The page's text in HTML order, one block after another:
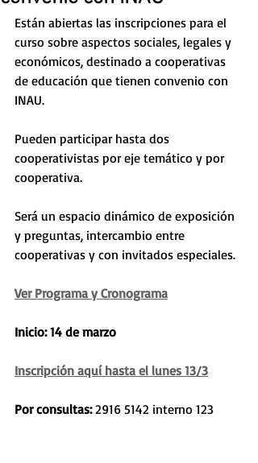
Están abiertas las inscripciones para el
curso sobre aspectos sociales, legales y
económicos, destinado a cooperativas
de educación que tienen convenio con
INAU.
Pueden participar hasta dos
cooperativistas por eje temático y por
cooperativa.
Será un espacio dinámico de exposición
y preguntas, intercambio entre
cooperativas y con invitados especiales.
Ver Programa y Cronograma
Inicio: 14 de marzo
Inscripción aquí hasta el lunes 13/3
Por consultas: 2916 5142 interno 123